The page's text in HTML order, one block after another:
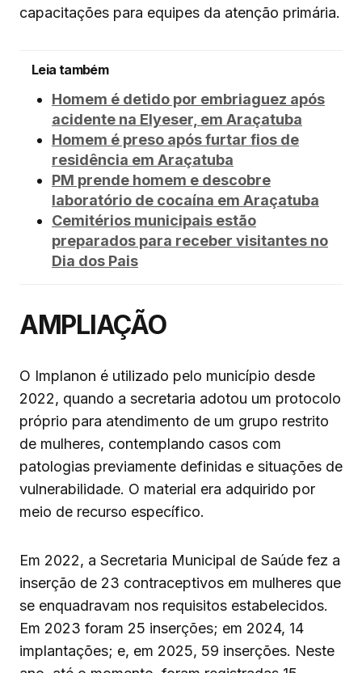
capacitações para equipes da atenção primária.
Leia também
Homem é detido por embriaguez após
acidente na Elyeser, em Araçatuba
Homem é preso após furtar fios de
residência em Araçatuba
PM prende homem e descobre
laboratório de cocaína em Araçatuba
Cemitérios municipais estão
preparados para receber visitantes no
Dia dos Pais
AMPLIAÇÃO
O Implanon é utilizado pelo município desde
2022, quando a secretaria adotou um protocolo
próprio para atendimento de um grupo restrito
de mulheres, contemplando casos com
patologias previamente definidas e situações de
vulnerabilidade. O material era adquirido por
meio de recurso específico.
Em 2022, a Secretaria Municipal de Saúde fez a
inserção de 23 contraceptivos em mulheres que
se enquadravam nos requisitos estabelecidos.
Em 2023 foram 25 inserções; em 2024, 14
implantações; e, em 2025, 59 inserções. Neste